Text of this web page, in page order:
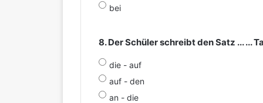
bei
8. Der Schüler schreibt den Satz ... ...
die - auf
auf - den
an - die